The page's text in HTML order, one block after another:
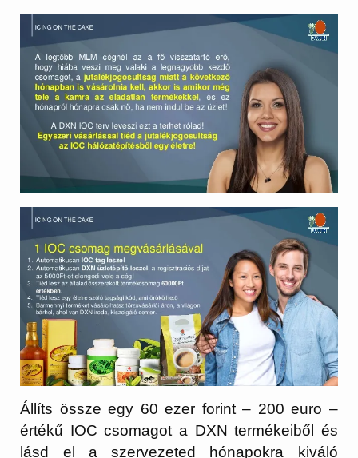
Állíts össze egy 60 ezer forint – 200 euro –
értékű IOC csomagot a DXN termékeiből és
lásd el a szervezeted hónapokra kiváló